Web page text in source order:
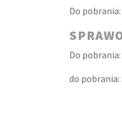
Do pobrania:
Do pobrania:
do